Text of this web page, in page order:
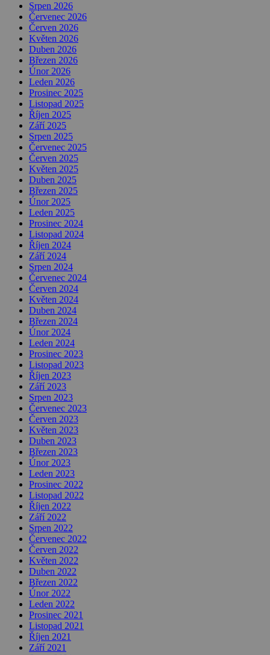
Srpen 2026
Červenec 2026
Červen 2026
Květen 2026
Duben 2026
Březen 2026
Únor 2026
Leden 2026
Prosinec 2025
Listopad 2025
Říjen 2025
Září 2025
Srpen 2025
Červenec 2025
Červen 2025
Květen 2025
Duben 2025
Březen 2025
Únor 2025
Leden 2025
Prosinec 2024
Listopad 2024
Říjen 2024
Září 2024
Srpen 2024
Červenec 2024
Červen 2024
Květen 2024
Duben 2024
Březen 2024
Únor 2024
Leden 2024
Prosinec 2023
Listopad 2023
Říjen 2023
Září 2023
Srpen 2023
Červenec 2023
Červen 2023
Květen 2023
Duben 2023
Březen 2023
Únor 2023
Leden 2023
Prosinec 2022
Listopad 2022
Říjen 2022
Září 2022
Srpen 2022
Červenec 2022
Červen 2022
Květen 2022
Duben 2022
Březen 2022
Únor 2022
Leden 2022
Prosinec 2021
Listopad 2021
Říjen 2021
Září 2021